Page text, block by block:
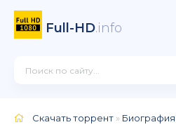
Full-HD.info
Скачать торрент » Биография